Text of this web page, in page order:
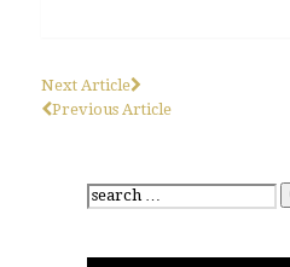
Next Article
Previous Article